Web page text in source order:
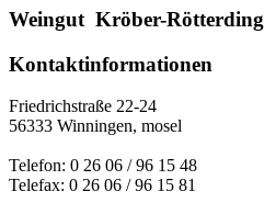
Weingut Kröber-Rötterding
Kontaktinformationen
Friedrichstraße 22-24
56333 Winningen, mosel
Telefon: 0 26 06 / 96 15 48
Telefax: 0 26 06 / 96 15 81